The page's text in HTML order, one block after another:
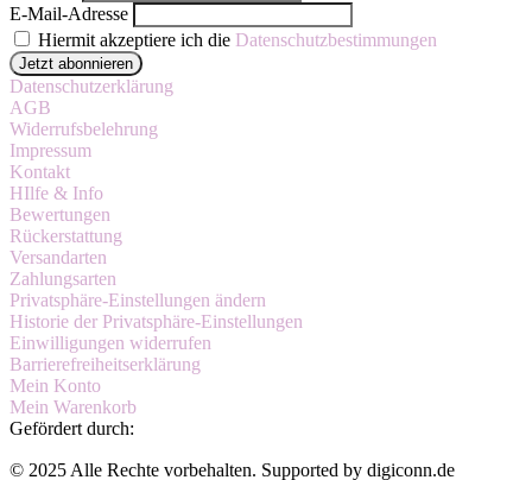
E-Mail-Adresse
Hiermit akzeptiere ich die Datenschutzbestimmungen
Datenschutzerklärung
AGB
Widerrufsbelehrung
Impressum
Kontakt
HIlfe & Info
Bewertungen
Rückerstattung
Versandarten
Zahlungsarten
Privatsphäre-Einstellungen ändern
Historie der Privatsphäre-Einstellungen
Einwilligungen widerrufen
Barrierefreiheitserklärung
Mein Konto
Mein Warenkorb
Gefördert durch:
© 2025 Alle Rechte vorbehalten. Supported by digiconn.de